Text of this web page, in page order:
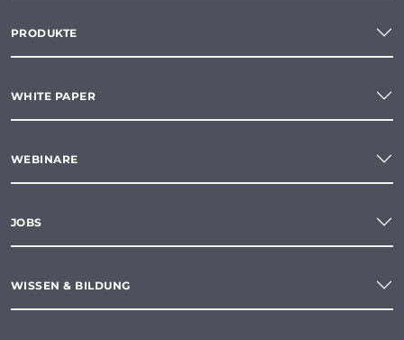
PRODUKTE
WHITE PAPER
WEBINARE
JOBS
WISSEN & BILDUNG